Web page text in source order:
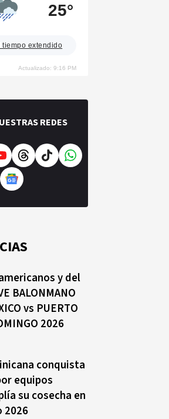
25°
tiempo extendido
Actualizado: 9:16 PM
REDES
y del
BALONMANO
vs PUERTO
2026
conquista
equipos
su cosecha en
2026